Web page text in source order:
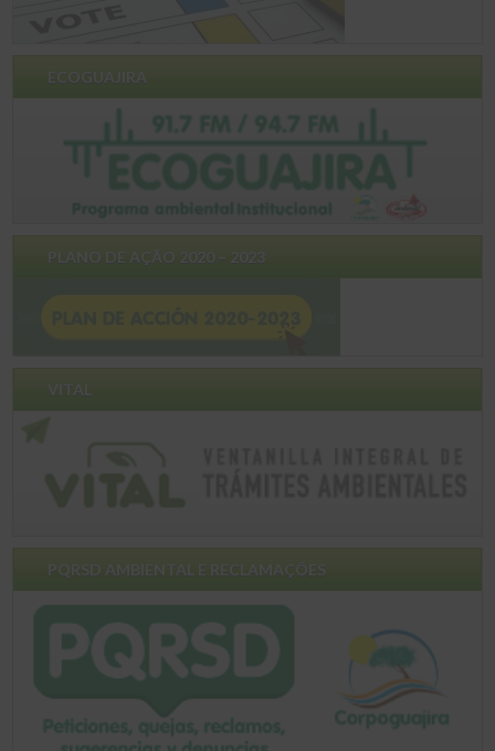
ECOGUAJIRA
PLANO DE AÇÃO 2020 – 2023
VITAL
PQRSD AMBIENTAL E RECLAMAÇÕES